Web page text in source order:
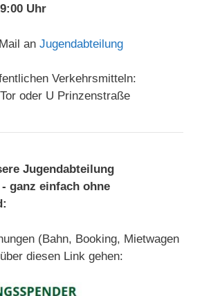
Uhr
an Jugendabteilung
Verkehrsmitteln:
oder U Prinzenstraße
Jugendabteilung
ganz einfach ohne
(Bahn, Booking, Mietwagen
diesen Link gehen: